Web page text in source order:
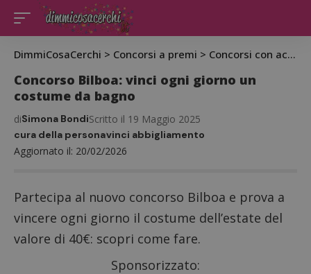
DimmiCosaCerchi > Concorsi a premi > Concorsi con acquisto
Concorso Bilboa: vinci ogni giorno un
costume da bagno
Aggiornato il: 20/02/2026
diSimona BondiScritto il 19 Maggio 2025
cura della personavinci abbigliamento
Partecipa al nuovo concorso Bilboa e prova a
vincere ogni giorno il costume dell’estate del
valore di 40€: scopri come fare.
Sponsorizzato: